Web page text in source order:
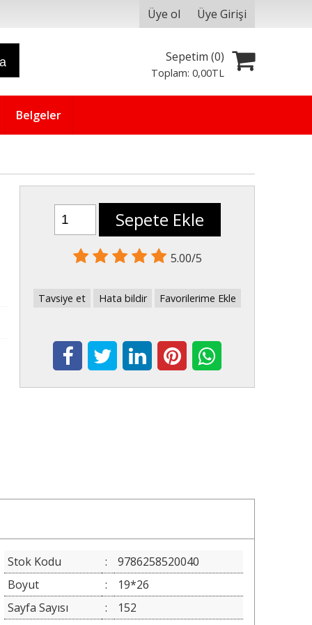
Üye ol Üye Girişi
Sepetim (0)
Toplam:0,00TL
Belgeler
Sepete Ekle
5.00/5
Tavsiye et Hata bildir Favorilerime Ekle
Stok Kodu :
9786258520040
Boyut
:
19*26
Sayfa Sayısı
: 152